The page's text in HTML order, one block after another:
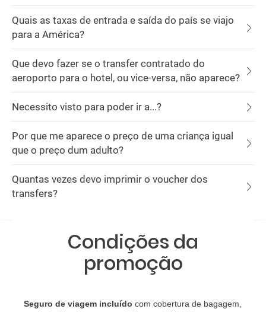
Quais as taxas de entrada e saída do país se viajo
para a América?
Que devo fazer se o transfer contratado do
aeroporto para o hotel, ou vice-versa, não aparece?
Necessito visto para poder ir a...?
Por que me aparece o preço de uma criança igual
que o preço dum adulto?
Quantas vezes devo imprimir o voucher dos
transfers?
Condições da
promoção
Seguro de viagem incluído com cobertura de bagagem,